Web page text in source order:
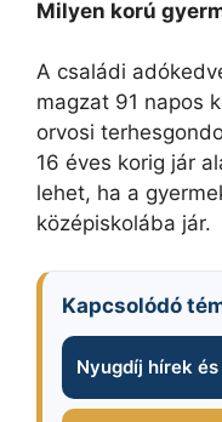
Milyen korú
A családi
magzat 91 napos
orvosi
16 éves korig jár
lehet, ha a
középiskolába jár.
Kapcsolódó
Nyugdíj hírek